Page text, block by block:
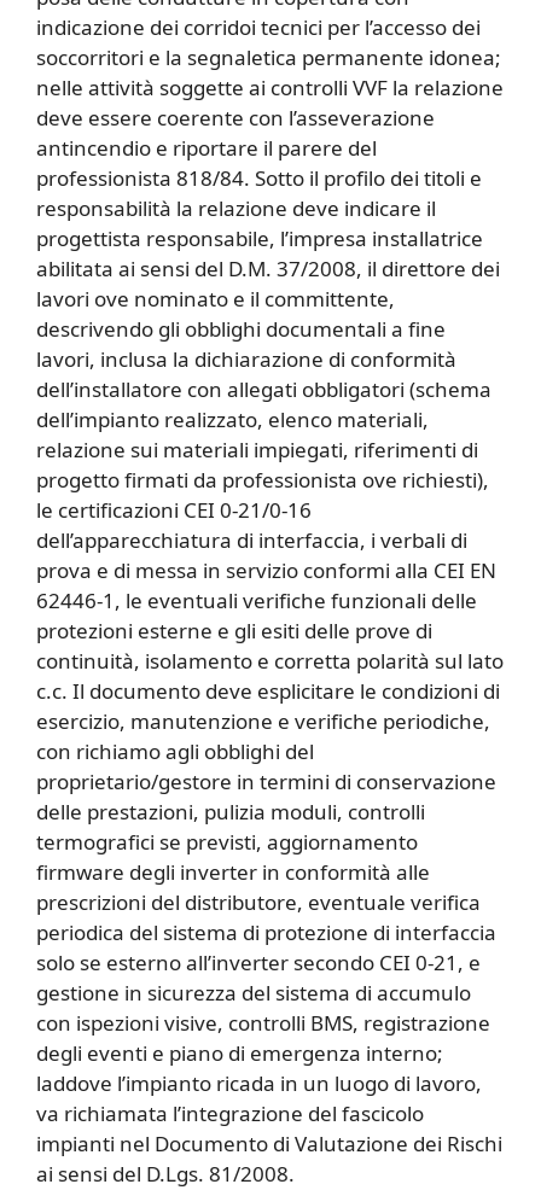
indicazione dei corridoi tecnici per l’accesso dei
soccorritori e la segnaletica permanente idonea;
nelle attività soggette ai controlli VVF la relazione
deve essere coerente con l’asseverazione
antincendio e riportare il parere del
professionista 818/84. Sotto il profilo dei titoli e
responsabilità la relazione deve indicare il
progettista responsabile, l’impresa installatrice
abilitata ai sensi del D.M. 37/2008, il direttore dei
lavori ove nominato e il committente,
descrivendo gli obblighi documentali a fine
lavori, inclusa la dichiarazione di conformità
dell’installatore con allegati obbligatori (schema
dell’impianto realizzato, elenco materiali,
relazione sui materiali impiegati, riferimenti di
progetto firmati da professionista ove richiesti),
le certificazioni CEI 0-21/0-16
dell’apparecchiatura di interfaccia, i verbali di
prova e di messa in servizio conformi alla CEI EN
62446-1, le eventuali verifiche funzionali delle
protezioni esterne e gli esiti delle prove di
continuità, isolamento e corretta polarità sul lato
c.c. Il documento deve esplicitare le condizioni di
esercizio, manutenzione e verifiche periodiche,
con richiamo agli obblighi del
proprietario/gestore in termini di conservazione
delle prestazioni, pulizia moduli, controlli
termografici se previsti, aggiornamento
firmware degli inverter in conformità alle
prescrizioni del distributore, eventuale verifica
periodica del sistema di protezione di interfaccia
solo se esterno all’inverter secondo CEI 0-21, e
gestione in sicurezza del sistema di accumulo
con ispezioni visive, controlli BMS, registrazione
degli eventi e piano di emergenza interno;
laddove l’impianto ricada in un luogo di lavoro,
va richiamata l’integrazione del fascicolo
impianti nel Documento di Valutazione dei Rischi
ai sensi del D.Lgs. 81/2008.